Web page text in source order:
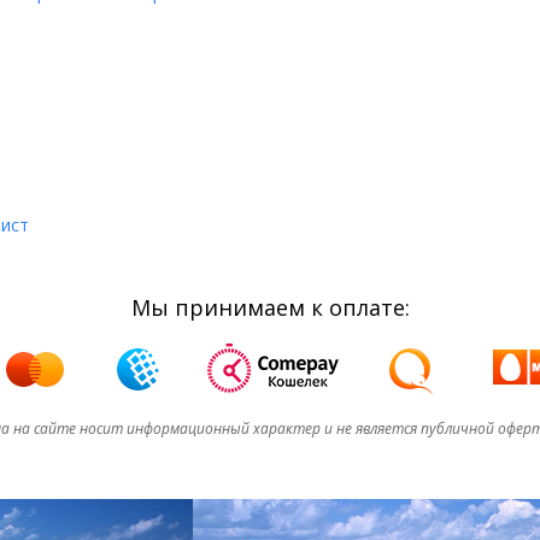
Мы принимаем к оплате:
на сайте носит информационный характер и не является публичной